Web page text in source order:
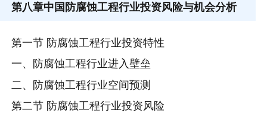
第八章中国防腐蚀工程行业投资风险与机会分析
第一节 防腐蚀工程行业投资特性
一、防腐蚀工程行业进入壁垒
二、防腐蚀工程行业空间预测
第二节 防腐蚀工程行业投资风险